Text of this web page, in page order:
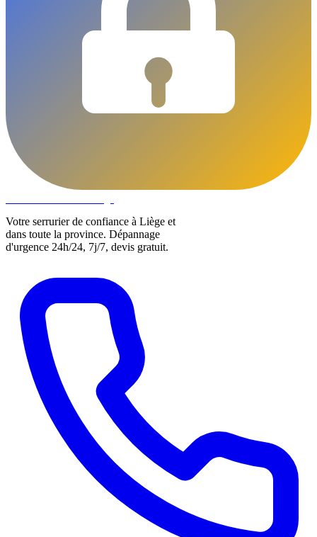
Votre serrurier de confiance à Liège et
dans toute la province. Dépannage
d'urgence 24h/24, 7j/7, devis gratuit.